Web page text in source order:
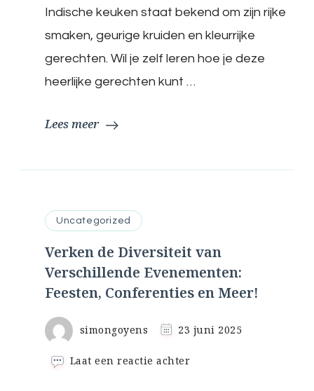
Volg
Boeiende
Indische
Indische keuken staat bekend om zijn rijke
smaken, geurige kruiden en kleurrijke
gerechten. Wil je zelf leren hoe je deze
heerlijke gerechten kunt …
Lees meer
Uncategorized
Verken de Diversiteit van
Verschillende Evenementen:
Feesten, Conferenties en Meer!
simongoyens 23 juni 2025
Laat een reactie achter